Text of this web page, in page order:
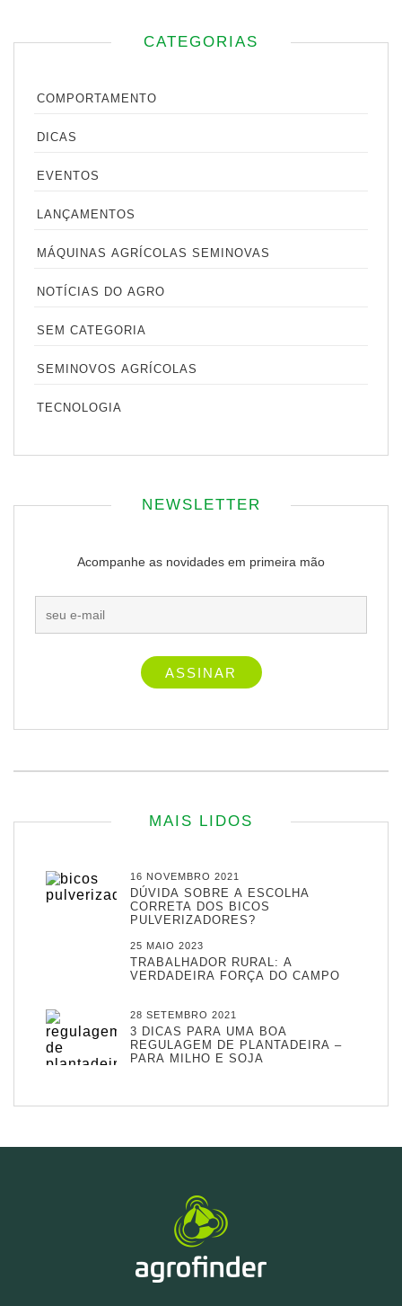
CATEGORIAS
COMPORTAMENTO
DICAS
EVENTOS
LANÇAMENTOS
MÁQUINAS AGRÍCOLAS SEMINOVAS
NOTÍCIAS DO AGRO
SEM CATEGORIA
SEMINOVOS AGRÍCOLAS
TECNOLOGIA
NEWSLETTER
Acompanhe as novidades em primeira mão
MAIS LIDOS
16 NOVEMBRO 2021
DÚVIDA SOBRE A ESCOLHA
CORRETA DOS BICOS
PULVERIZADORES?
25 MAIO 2023
TRABALHADOR RURAL: A
VERDADEIRA FORÇA DO CAMPO
28 SETEMBRO 2021
3 DICAS PARA UMA BOA
REGULAGEM DE PLANTADEIRA –
PARA MILHO E SOJA